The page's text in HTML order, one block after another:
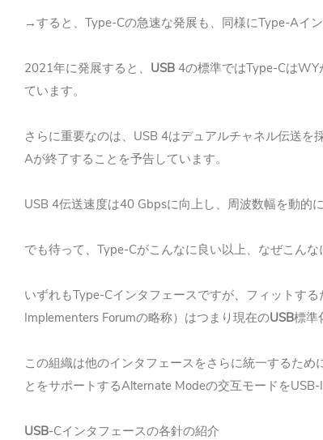
→すると、 Type-Cの急速な発展も、同様にType-Aイ
2021年に発展すると、 USB 4の標準ではType-CはWY
ています。
さらに重要なのは、 USB 4はデュアルチャネル伝送を
Aが終了することを予告しています。
USB 4伝送速度は40 Gbpsに向上し、周波数幅を動的
でも待って、 Type-Cがこんなに良い以上、なぜこんな
いずれもType-Cインタフェースですが、フィットす
Implementers Forumの略称）はつまり現在のUSB標準
この組織は他のインタフェースをさらに統一するた
とをサポートするAlternate Modeの交互モードをUSB-
USB-Cインタフェースの各針の紹介